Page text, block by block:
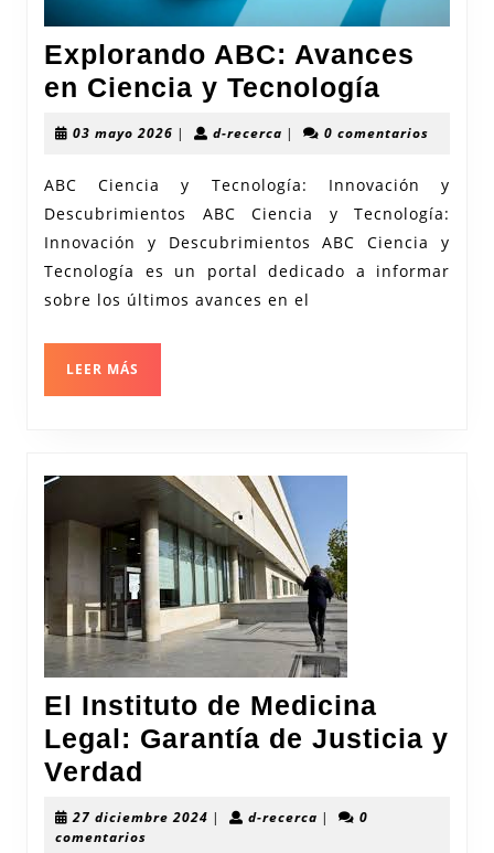
Explorando ABC: Avances
en Ciencia y Tecnología
en
Ciencia
y
03 mayo 2026 03| d-recercad-| 0 comentarios
ABC Ciencia y Tecnología: Innovación y
Descubrimientos ABC Ciencia y Tecnología:
Innovación y Descubrimientos ABC Ciencia y
Tecnología es un portal dedicado a informar
sobre los últimos avances en el
LEER MÁS
El Instituto de Medicina
Legal: Garantía de Justicia y
Verdad
Instituto
de
27 diciembre 2024 27| d-recercad-|
0
comentarios